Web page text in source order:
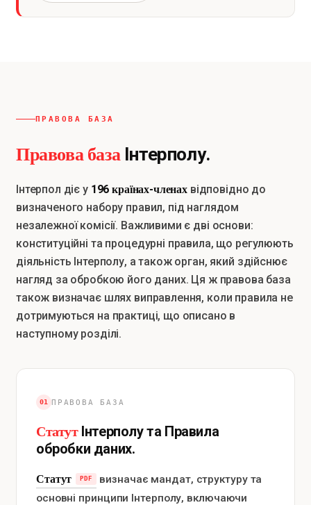
ПРАВОВА БАЗА
Правова база Інтерполу.
Інтерпол діє у 196 країнах-членах відповідно до
визначеного набору правил, під наглядом
незалежної комісії. Важливими є дві основи:
конституційні та процедурні правила, що регулюють
діяльність Інтерполу, а також орган, який здійснює
нагляд за обробкою його даних. Ця ж правова база
також визначає шлях виправлення, коли правила не
дотримуються на практиці, що описано в
наступному розділі.
01 ПРАВОВА БАЗА
СтатутІнтерполу та Правила
обробки даних.
Статут
визначає мандат, структуру та
основні принципи Інтерполу, включаючи